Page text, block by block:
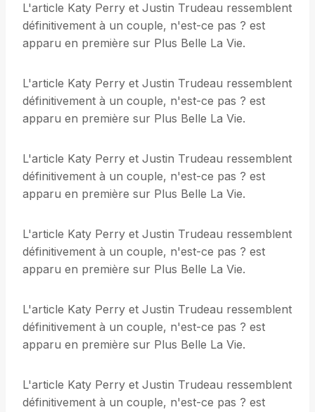
L'article Katy Perry et Justin Trudeau ressemblent
définitivement à un couple, n'est-ce pas ? est
apparu en première sur Plus Belle La Vie.
L'article Katy Perry et Justin Trudeau ressemblent
définitivement à un couple, n'est-ce pas ? est
apparu en première sur Plus Belle La Vie.
L'article Katy Perry et Justin Trudeau ressemblent
définitivement à un couple, n'est-ce pas ? est
apparu en première sur Plus Belle La Vie.
L'article Katy Perry et Justin Trudeau ressemblent
définitivement à un couple, n'est-ce pas ? est
apparu en première sur Plus Belle La Vie.
L'article Katy Perry et Justin Trudeau ressemblent
définitivement à un couple, n'est-ce pas ? est
apparu en première sur Plus Belle La Vie.
L'article Katy Perry et Justin Trudeau ressemblent
définitivement à un couple, n'est-ce pas ? est